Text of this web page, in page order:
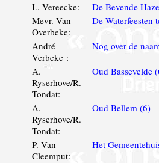
L. Vereecke: De Bevende
Mevr. Van
Overbeke:
De Waterfeesten
André
Verbeke :
Nog over de
A.
Ryserhove/R.
Tondat:
Oud Bassevelde
A.
Ryserhove/R.
Tondat:
Oud Bellem (6)
P. Van
Cleemput:
Het